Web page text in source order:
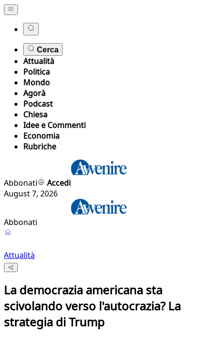
Cerca
Attualità
Politica
Mondo
Agorà
Podcast
Chiesa
Idee e Commenti
Economia
Rubriche
Abbonati
Accedi
August 7, 2026
Abbonati
Attualità
La democrazia americana sta
scivolando verso l'autocrazia? La
strategia di Trump